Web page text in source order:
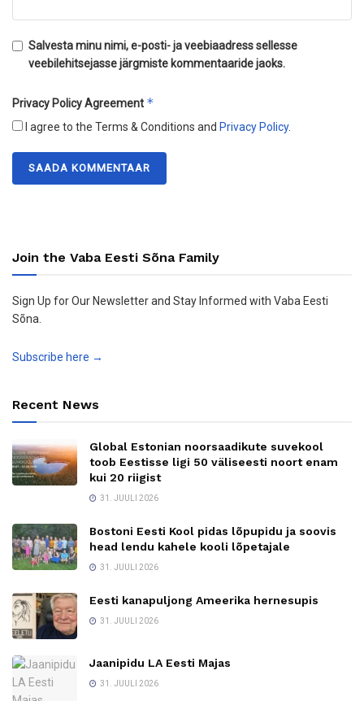
Salvesta minu nimi, e-posti- ja veebiaadress sellesse
veebilehitsejasse järgmiste kommentaaride jaoks.
Privacy Policy Agreement *
I agree to the Terms & Conditions and Privacy Policy.
Join the Vaba Eesti Sõna Family
Sign Up for Our Newsletter and Stay Informed with Vaba Eesti
Sõna.
Subscribe here →
Recent News
Global Estonian noorsaadikute suvekool
toob Eestisse ligi 50 väliseesti noort enam
kui 20 riigist
31. JUULI 2026
Bostoni Eesti Kool pidas lõpupidu ja soovis
head lendu kahele kooli lõpetajale
31. JUULI 2026
Eesti kanapuljong Ameerika hernesupis
31. JUULI 2026
Jaanipidu LA Eesti Majas
31. JUULI 2026